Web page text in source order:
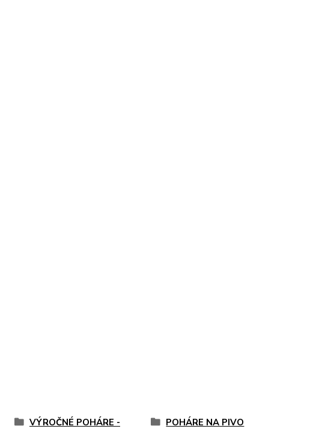
VÝROČNÉ POHÁRE -
POHÁRE NA PIVO